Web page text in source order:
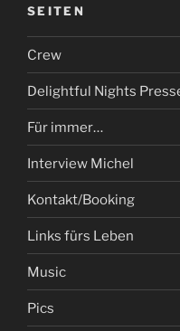
SEITEN
Crew
Delightful Nights
Für immer…
Interview Michel
Kontakt/Booking
Links fürs Leben
Music
Pics